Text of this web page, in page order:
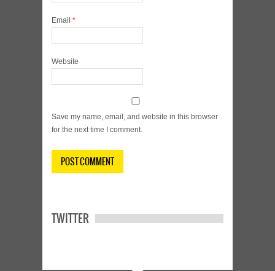
Email *
Website
Save my name, email, and website in this browser
for the next time I comment.
TWITTER